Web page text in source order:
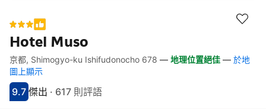
Hotel Muso
快速連結
跳至住宿介紹
跳至熱門設施
跳至客房類型
跳至訂房政策
京都, Shimogyo-ku Ishifudonocho 678 — 地理位置絕佳 — 於地
圖上顯示
分數9.7分
9.7
評比傑出
傑出 · 617 則評語